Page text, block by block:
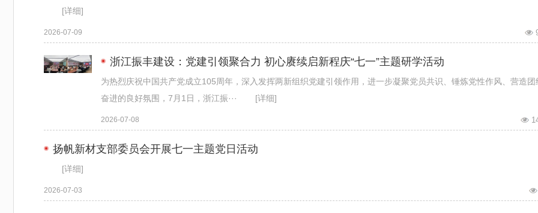
[详细]
2026-07-09
浙江振丰建设：党建引领聚合力 初心赓续启新程庆“七一”主题研学活动
为热烈庆祝中国共产党成立105周年，深入发挥两新组织党建引领作用，进一步凝聚党员共识、锤炼党性作风、营造团
奋进的良好氛围，7月1日，浙江振···
[详细]
2026-07-08
扬帆新材支部委员会开展七一主题党日活动
[详细]
2026-07-03